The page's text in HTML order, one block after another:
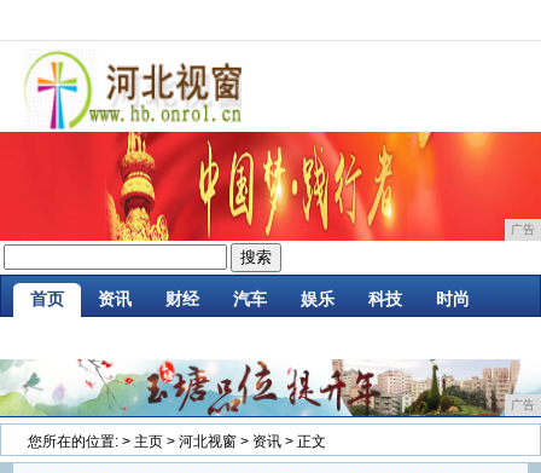
广告
首页 资讯 财经 汽车 娱乐 科技 时尚
广告
您所在的位置: > 主页 > 河北视窗 > 资讯 > 正文